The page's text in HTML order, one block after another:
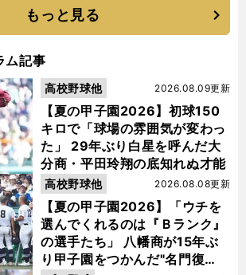
独
立リーグで研鑽を積むふたりの強肩捕手
町田隼乙＆大友宗が語るNPBへの思い
もっと見る
ム記事
【夏の甲子園2026】初球150
キロで「球場の雰囲気が変わっ
た」 29年ぶり白星を呼んだ大
分商・平田玲翔の底知れぬ才能
2026.08.09更新
高校野球他
【夏の甲子園2026】「ウチを
選んでくれるのは『Ｂランク』
の選手たち」 八幡商が15年ぶ
り甲子園をつかんだ"名門復
2026.08.08更新
高校野球他